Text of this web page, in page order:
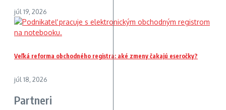
júl 19, 2026
Veľká reforma obchodného registra: aké zmeny čakajú eseročky?
júl 18, 2026
Partneri